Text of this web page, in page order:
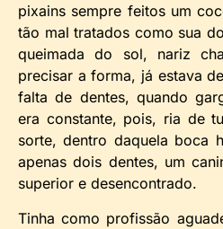
pixains sempre feitos um
tão mal tratados como sua
queimada do sol, nariz
precisar a forma, já estava
falta de dentes, quando
era constante, pois, ria de
sorte, dentro daquela boca
apenas dois dentes, um
superior e desencontrado.
Tinha como profissão